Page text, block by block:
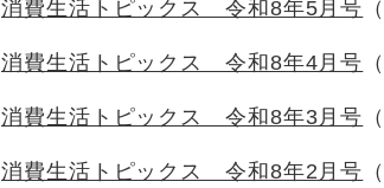
消費生活トピックス 令和8年5月号
消費生活トピックス 令和8年4月号
消費生活トピックス 令和8年3月号
消費生活トピックス 令和8年2月号